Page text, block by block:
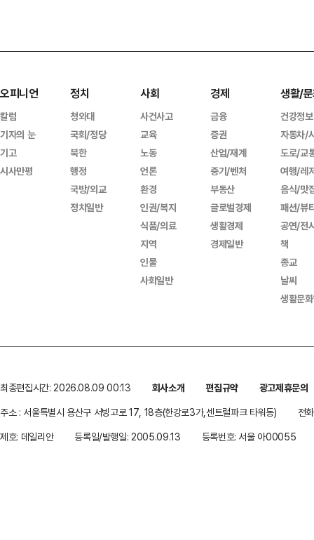
오피니언
칼럼
기자의 눈
기고
시사만평
정치
청와대
국회/정당
북한
행정
국방/외교
정치일반
사회
사건사고
교육
노동
언론
환경
인권/복지
식품/의료
지역
인물
사회일반
경제
금융
증권
산업/재계
중기/벤처
부동산
글로벌경제
생활경제
경제일반
생활/
건강정보
자동차/
도로/교
여행/레
음식/맛
패션/뷰
공연/전
책
종교
날씨
생활문
최종편집시간: 2026.08.09 00:13 회사소개 편집규약
광고제휴문의
주소 : 서울특별시 용산구 서빙고로 17, 18층(한강로3가,센트럴파크 타워동)
전
제호: 데일리안
등록일/발행일: 2005.09.13 등록번호: 서울 아00055